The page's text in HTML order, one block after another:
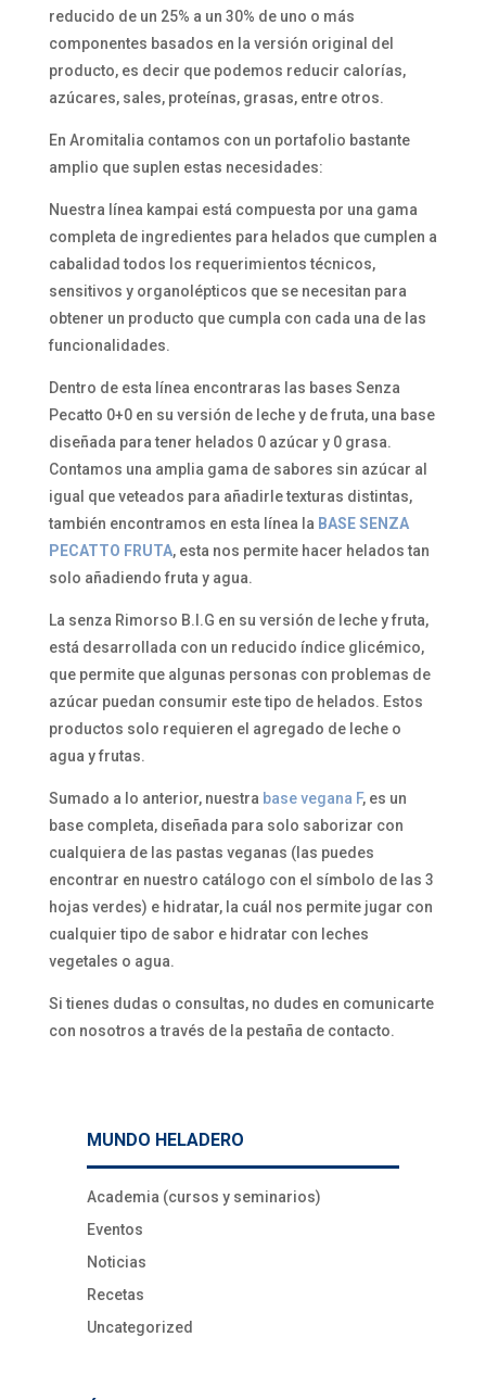
reducido de un 25% a un 30% de uno o más
componentes basados en la versión original del
producto, es decir que podemos reducir calorías,
azúcares, sales, proteínas, grasas, entre otros.
En Aromitalia contamos con un portafolio bastante
amplio que suplen estas necesidades:
Nuestra línea kampai está compuesta por una gama
completa de ingredientes para helados que cumplen a
cabalidad todos los requerimientos técnicos,
sensitivos y organolépticos que se necesitan para
obtener un producto que cumpla con cada una de las
funcionalidades.
Dentro de esta línea encontraras las bases Senza
Pecatto 0+0 en su versión de leche y de fruta, una base
diseñada para tener helados 0 azúcar y 0 grasa.
Contamos una amplia gama de sabores sin azúcar al
igual que veteados para añadirle texturas distintas,
también encontramos en esta línea la BASE SENZA
PECATTO FRUTA, esta nos permite hacer helados tan
solo añadiendo fruta y agua.
La senza Rimorso B.I.G en su versión de leche y fruta,
está desarrollada con un reducido índice glicémico,
que permite que algunas personas con problemas de
azúcar puedan consumir este tipo de helados. Estos
productos solo requieren el agregado de leche o
agua y frutas.
Sumado a lo anterior, nuestra base vegana F, es un
base completa, diseñada para solo saborizar con
cualquiera de las pastas veganas (las puedes
encontrar en nuestro catálogo con el símbolo de las 3
hojas verdes) e hidratar, la cuál nos permite jugar con
cualquier tipo de sabor e hidratar con leches
vegetales o agua.
Si tienes dudas o consultas, no dudes en comunicarte
con nosotros a través de la pestaña de contacto.
MUNDO HELADERO
Academia (cursos y seminarios)
Eventos
Noticias
Recetas
Uncategorized